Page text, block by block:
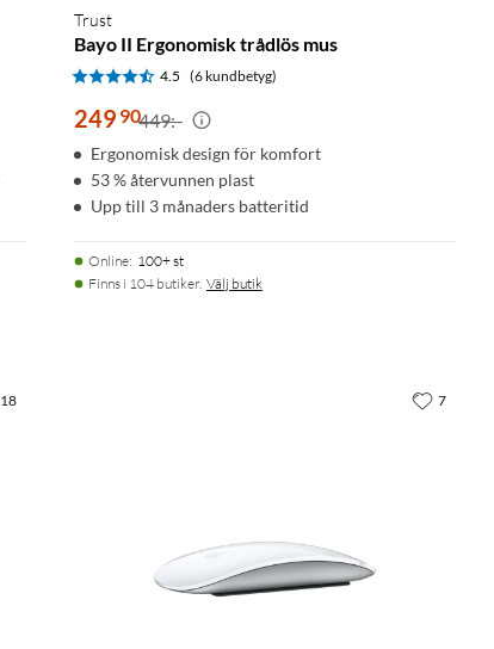
Trust
Bayo II Ergonomisk trådlös mus
4.5 (6 kundbetyg)
249 90449:-
Ergonomisk design för komfort
53 % återvunnen plast
Upp till 3 månaders batteritid
Online: 100+ st
Finns i 104 butiker. Välj butik
18 7